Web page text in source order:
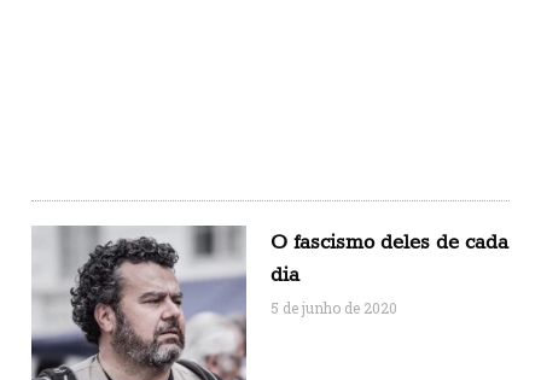
O fascismo deles de cada
dia
5 de junho de 2020